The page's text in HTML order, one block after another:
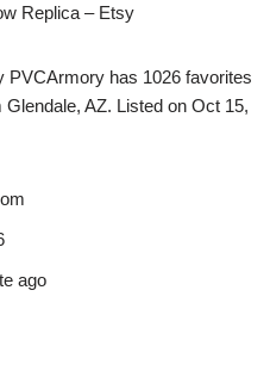
Replica – Etsy
PVCArmory has 1026 favorites
AZ. Listed on Oct 15,
ago